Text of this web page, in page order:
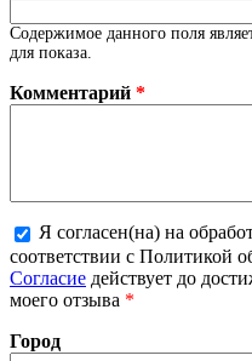
Содержимое данного поля
для показа.
Комментарий *
Более подробная
Я согласен(на) на
соответствии с Политикой
Согласие действует до
моего отзыва *
Город